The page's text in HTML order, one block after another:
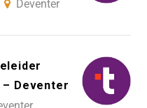
Deventer
Deventer